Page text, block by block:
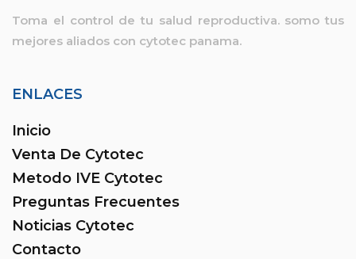
Toma el control de tu salud reproductiva. somo tus
mejores aliados con cytotec panama.
ENLACES
Inicio
Venta De Cytotec
Metodo IVE Cytotec
Preguntas Frecuentes
Noticias Cytotec
Contacto